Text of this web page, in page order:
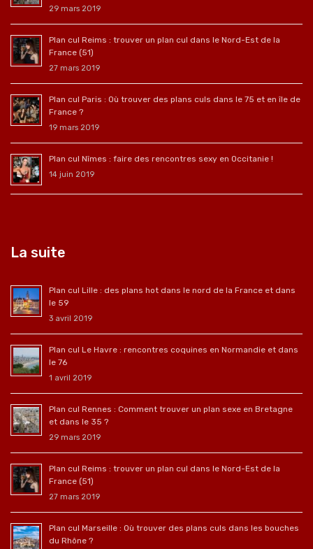
29 mars 2019
Plan cul Reims : trouver un plan cul dans le Nord-Est de la
France (51)
27 mars 2019
Plan cul Paris : Où trouver des plans culs dans le 75 et en île de
France ?
19 mars 2019
Plan cul Nîmes : faire des rencontres sexy en Occitanie !
14 juin 2019
La suite
Plan cul Lille : des plans hot dans le nord de la France et dans
le 59
3 avril 2019
Plan cul Le Havre : rencontres coquines en Normandie et dans
le 76
1 avril 2019
Plan cul Rennes : Comment trouver un plan sexe en Bretagne
et dans le 35 ?
29 mars 2019
Plan cul Reims : trouver un plan cul dans le Nord-Est de la
France (51)
27 mars 2019
Plan cul Marseille : Où trouver des plans culs dans les bouches
du Rhône ?